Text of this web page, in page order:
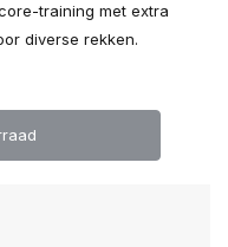
training met extra
diverse rekken.